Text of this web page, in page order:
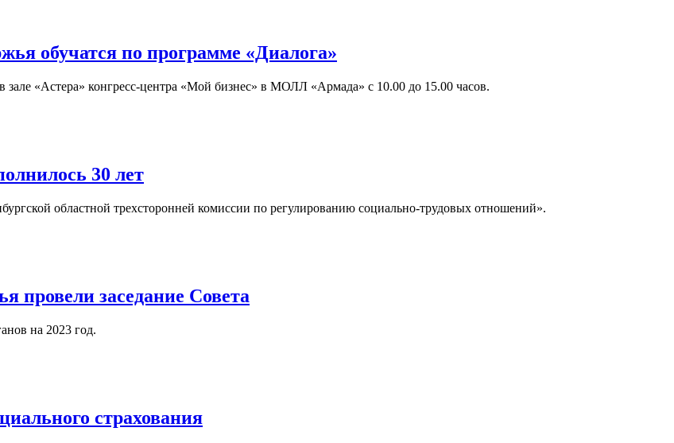
обучатся по программе «Диалога»
«Астера» конгресс-центра «Мой бизнес» в МОЛЛ «Армада» с 10.00 до 15.00 часов.
30 лет
областной трехсторонней комиссии по регулированию социально-трудовых отношений».
провели заседание Совета
на 2023 год.
страхования